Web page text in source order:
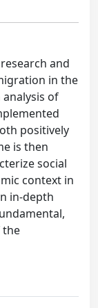
and
in the
of
positively
is then
social
context in
in-depth
the